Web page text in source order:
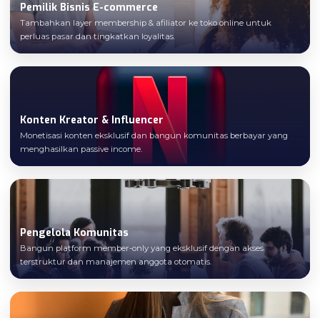
Pemilik Bisnis E-commerce
Tambahkan layer membership & afiliator ke toko online untuk
perluas pasar dan tingkatkan loyalitas.
Konten Kreator & Influencer
Monetisasi konten eksklusif dan bangun komunitas berbayar yang
menghasilkan passive income.
Pengelola Komunitas
Bangun platform member-only yang eksklusif dengan akses
terstruktur dan manajemen anggota otomatis.